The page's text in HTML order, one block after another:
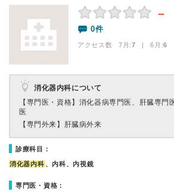
－
0件
アクセス数 7月:7 | 6月:6
消化器内科について
【専門医・資格】 消化器病専門医、肝臓専門
医
【専門外来】 肝臓病外来
診療科目：
消化器内科 、内科、内視鏡
専門医・資格：